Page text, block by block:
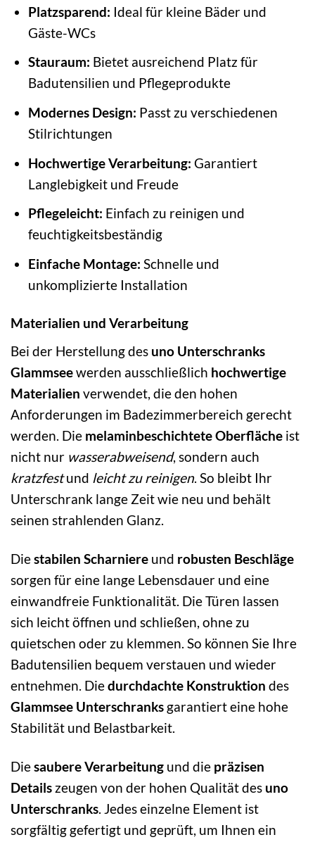
Platzsparend: Ideal für kleine Bäder und
Gäste-WCs
Stauraum: Bietet ausreichend Platz für
Badutensilien und Pflegeprodukte
Modernes Design: Passt zu verschiedenen
Stilrichtungen
Hochwertige Verarbeitung: Garantiert
Langlebigkeit und Freude
Pflegeleicht: Einfach zu reinigen und
feuchtigkeitsbeständig
Einfache Montage: Schnelle und
unkomplizierte Installation
Materialien und Verarbeitung
Bei der Herstellung des uno Unterschranks
Glammseewerden ausschließlich hochwertige
Materialien verwendet, die den hohen
Anforderungen im Badezimmerbereich gerecht
werden. Die melaminbeschichtete Oberfläche ist
nicht nur wasserabweisend, sondern auch
kratzfestund leicht zu reinigen. So bleibt Ihr
Unterschrank lange Zeit wie neu und behält
seinen strahlenden Glanz.
Diestabilen Scharniere und robusten Beschläge
sorgen für eine lange Lebensdauer und eine
einwandfreie Funktionalität. Die Türen lassen
sich leicht öffnen und schließen, ohne zu
quietschen oder zu klemmen. So können Sie Ihre
Badutensilien bequem verstauen und wieder
entnehmen. Diedurchdachte Konstruktion des
Glammsee Unterschranks garantiert eine hohe
Stabilität und Belastbarkeit.
Diesaubere Verarbeitung und die präzisen
Details zeugen von der hohen Qualität des uno
Unterschranks. Jedes einzelne Element ist
sorgfältig gefertigt und geprüft, um Ihnen ein